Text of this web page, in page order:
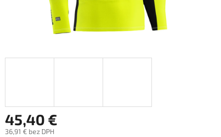
45,40 €
36,91 € bez DPH